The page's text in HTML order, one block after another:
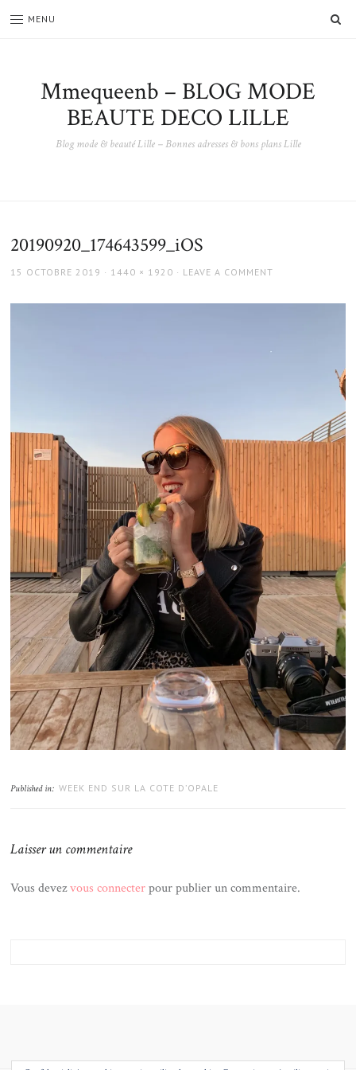
MENU
Mmequeenb – BLOG MODE
BEAUTE DECO LILLE
Blog mode & beauté Lille – Bonnes adresses & bons plans Lille
20190920_174643599_iOS
POSTED
15 OCTOBRE 2019
FULL
1440 × 1920 LEAVE A COMMENT
Published in: WEEK END SUR LA COTE D’OPALE
Laisser un commentaire
Vous devezvous connecterpour publier un commentaire.